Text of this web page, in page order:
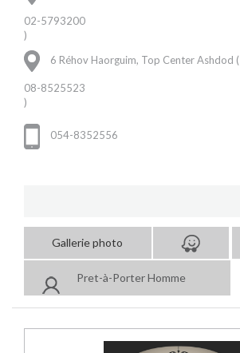
02-5793200
)
6 Réhov Haorguim, Top Center Ashdod (
08-8525523
)
054-8352556
Gallerie photo
Pret-à-Porter Homme